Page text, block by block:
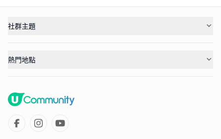
社群主題
熱門地點